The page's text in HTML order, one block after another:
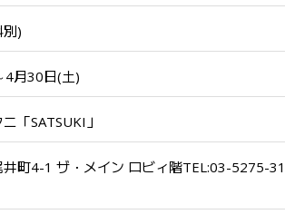
)
4月30日(土)
「SATSUKI」
町4-1 ザ・メイン ロビィ階TEL:03-5275-31